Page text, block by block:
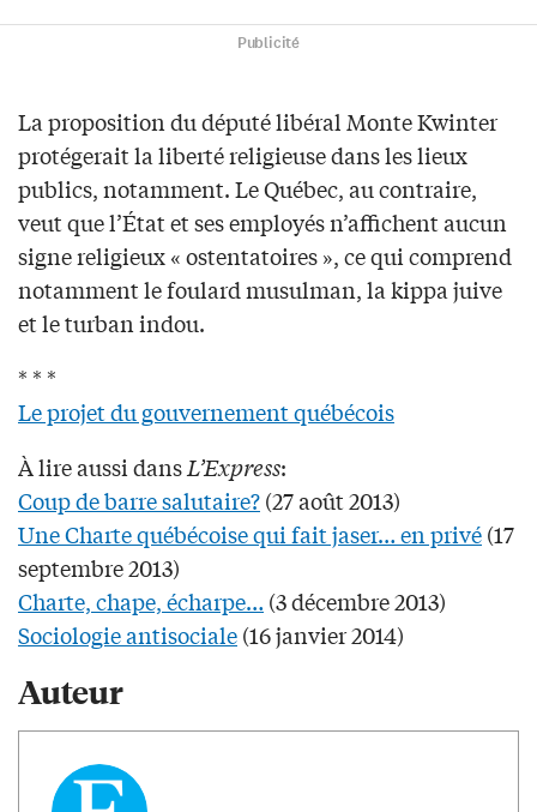
Publicité
La proposition du député libéral Monte Kwinter
protégerait la liberté religieuse dans les lieux
publics, notamment. Le Québec, au contraire,
veut que l’État et ses employés n’affichent aucun
signe religieux « ostentatoires », ce qui comprend
notamment le foulard musulman, la kippa juive
et le turban indou.
* * *
Le projet du gouvernement québécois
À lire aussi dansL’Express:
Coup de barre salutaire?(27 août 2013)
Une Charte québécoise qui fait jaser… en privé(17
septembre 2013)
Charte, chape, écharpe… (3 décembre 2013)
Sociologie antisociale(16 janvier 2014)
Auteur